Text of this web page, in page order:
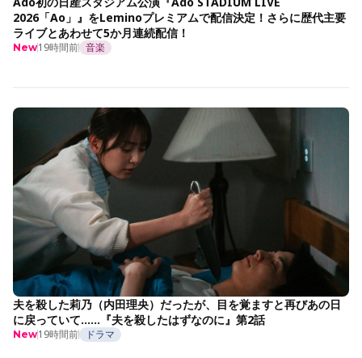
2026「Ao」』をLeminoプレミアムで配信決定！さらに歴代主要
ライブとあわせて5か月連続配信！
New19時間前 音楽
夫を殺した莉乃（内田理央）だったが、目を覚ますと再びあの日
に戻っていて……『夫を殺したはずなのに』第2話
New19時間前 ドラマ